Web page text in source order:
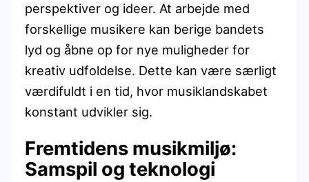
perspektiver og ideer. At arbejde med
forskellige musikere kan berige bandets
lyd og åbne op for nye muligheder for
kreativ udfoldelse. Dette kan være særligt
værdifuldt i en tid, hvor musiklandskabet
konstant udvikler sig.
Fremtidens musikmiljø:
Samspil og teknologi